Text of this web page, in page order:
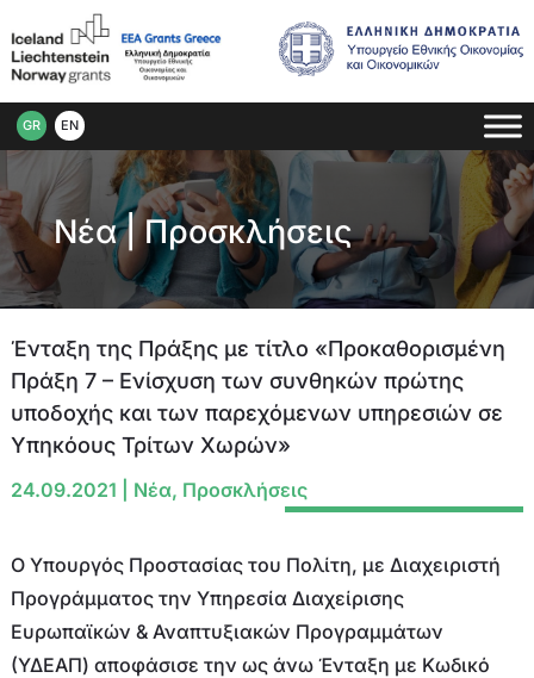
GR EN
Νέα|Προσκλήσεις
Ένταξη της Πράξης με τίτλο «Προκαθορισμένη
Πράξη 7 – Ενίσχυση των συνθηκών πρώτης
υποδοχής και των παρεχόμενων υπηρεσιών σε
Υπηκόους Τρίτων Χωρών»
24.09.2021 Νέα, Προσκλήσεις
Ο Υπουργός Προστασίας του Πολίτη, με Διαχειριστή
Προγράμματος την Υπηρεσία Διαχείρισης
Ευρωπαϊκών & Αναπτυξιακών Προγραμμάτων
(ΥΔΕΑΠ) αποφάσισε την ως άνω Ένταξη με Κωδικό